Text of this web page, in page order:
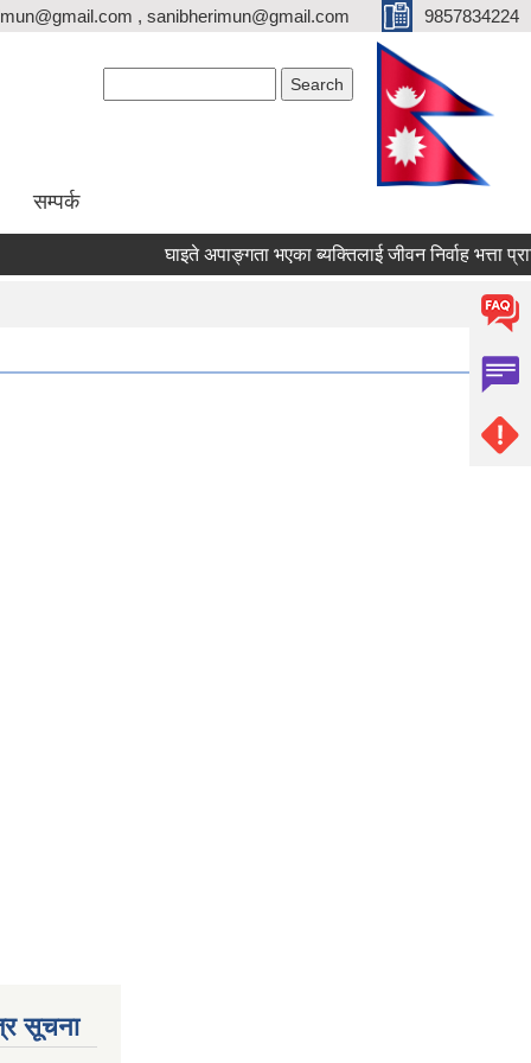
, sanibherimun@gmail.com 9857834224
सम्पर्क
घाइते अपाङ्गता भएका ब्यक्तिलाई जीवन निर्वाह भत्ता
सूचना